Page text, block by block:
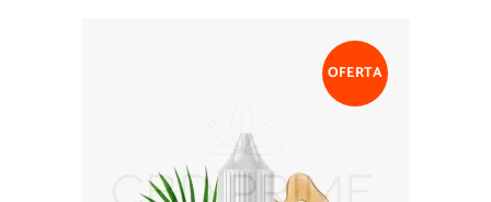
OFERTA